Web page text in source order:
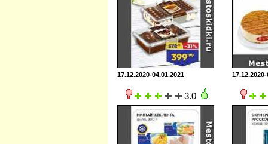
17.12.2020-04.01.2021
3.0